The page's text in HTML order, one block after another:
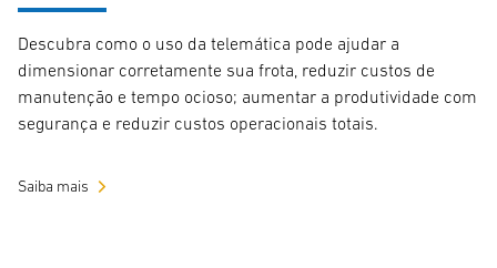
Descubra como o uso da telemática pode ajudar a
dimensionar corretamente sua frota, reduzir custos de
manutenção e tempo ocioso; aumentar a produtividade com
segurança e reduzir custos operacionais totais.
Saiba mais